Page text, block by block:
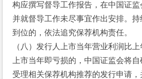
构应撰写督导工作报告，在中国证监
并就督导工作未尽事宜作出安排。
到位的，依法追究保荐机构责任。
（八）发行人上市当年营业利润比
上市当年即亏损的，中国证监会将
受理相关保荐机构推荐的发行申请